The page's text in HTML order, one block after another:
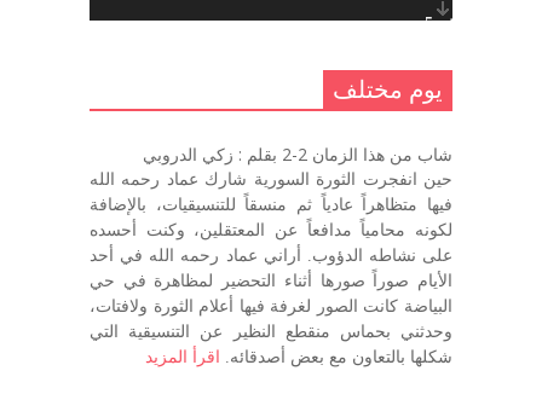
يوم مختلف 5 ..
يوم مختلف …
يوم مختلف 3
يوم مختلف
شاب من هذا الزمان 2-2 بقلم : زكي الدروبي
حين انفجرت الثورة السورية شارك عماد رحمه الله
فيها متظاهراً عادياً ثم منسقاً للتنسيقيات، بالإضافة
لكونه محامياً مدافعاً عن المعتقلين، وكنت أحسده
على نشاطه الدؤوب. أراني عماد رحمه الله في أحد
الأيام صوراً صورها أثناء التحضير لمظاهرة في حي
البياضة كانت الصور لغرفة فيها أعلام الثورة ولافتات،
وحدثني بحماس منقطع النظير عن التنسيقية التي
شكلها بالتعاون مع بعض أصدقائه. اقرأ المزيد